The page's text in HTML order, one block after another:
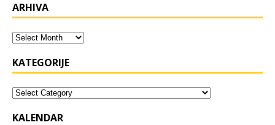
ARHIVA
KATEGORIJE
KALENDAR